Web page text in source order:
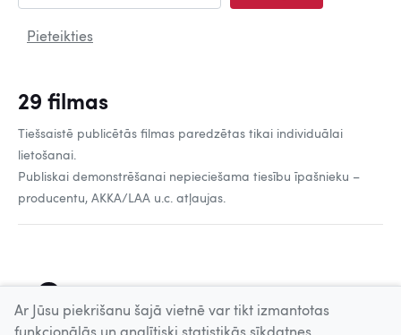
Pieteikties
29 filmas
Tiešsaistē publicētās filmas paredzētas tikai individuālai
lietošanai.
Publiskai demonstrēšanai nepieciešama tiesību īpašnieku –
producentu, AKKA/LAA u.c. atļaujas.
Ar Jūsu piekrišanu šajā vietnē var tikt izmantotas